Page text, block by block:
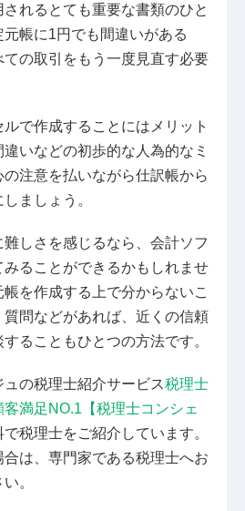
れるとても重要な書類のひと
帳に1円でも間違いがある
ての取引をもう一度見直す必要
で作成することにはメリット
いなどの初歩的な人為的なミ
注意を払いながら仕訳帳から
ましょう。
しさを感じるなら、会計ソフ
みることができるかもしれませ
を作成する上で分からないこ
質問などがあれば、近くの信頼
ることもひとつの方法です。
の税理士紹介サービス税理士
満足NO.1【税理士コンシェ
税理士をご紹介しています。
は、専門家である税理士へお
。